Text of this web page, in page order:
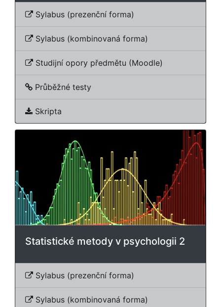
Sylabus (prezenční forma)
Sylabus (kombinovaná forma)
Studijní opory předmětu (Moodle)
Průběžné testy
Skripta
Statistické metody v psychologii 2
Sylabus (prezenční forma)
Sylabus (kombinovaná forma)